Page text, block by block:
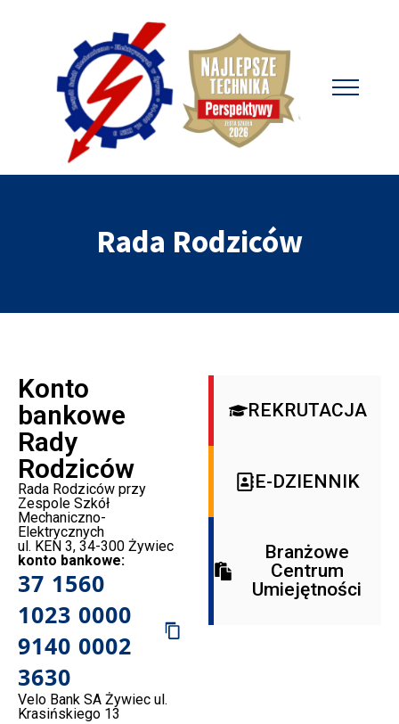
Rada Rodziców
Konto
bankowe
Rady
Rodziców
Rada Rodziców przy
Zespole Szkół
Mechaniczno-
Elektrycznych
ul. KEN 3, 34-300 Żywiec
konto bankowe:
37 1560
1023 0000
9140 0002
3630
Velo Bank SA Żywiec ul.
Krasińskiego 13
REKRUTACJA
E-DZIENNIK
Branżowe
Centrum
Umiejętności